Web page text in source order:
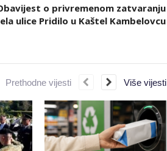
o privremenom zatvaranju
ulice Pridilo u Kaštel Kambelovcu
Prethodne vijesti Više vijesti